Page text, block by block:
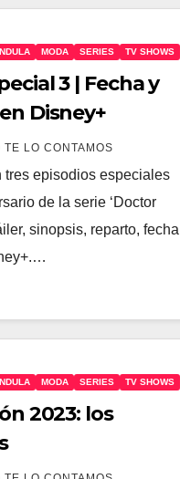
MODA SERIES TV SHOWS
3 | Fecha y
Disney+
TE LO CONTAMOS
tres episodios especiales
de la serie ‘Doctor
sinopsis, reparto, fecha
MODA SERIES TV SHOWS
2023: los